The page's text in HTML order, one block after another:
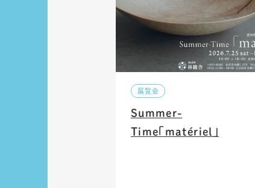
展覧会
Summer-
Time「matériel」